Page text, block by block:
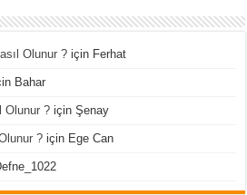
Olunur ? için Ferhat
Bahar
Olunur ? içinŞenay
? için Ege Can